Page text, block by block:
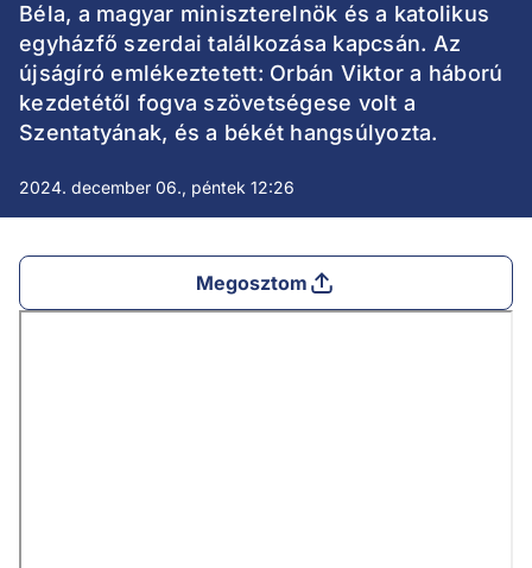
Béla, a magyar miniszterelnök és a katolikus
egyházfő szerdai találkozása kapcsán. Az
újságíró emlékeztetett: Orbán Viktor a háború
kezdetétől fogva szövetségese volt a
Szentatyának, és a békét hangsúlyozta.
2024. december 06., péntek 12:26
Megosztom